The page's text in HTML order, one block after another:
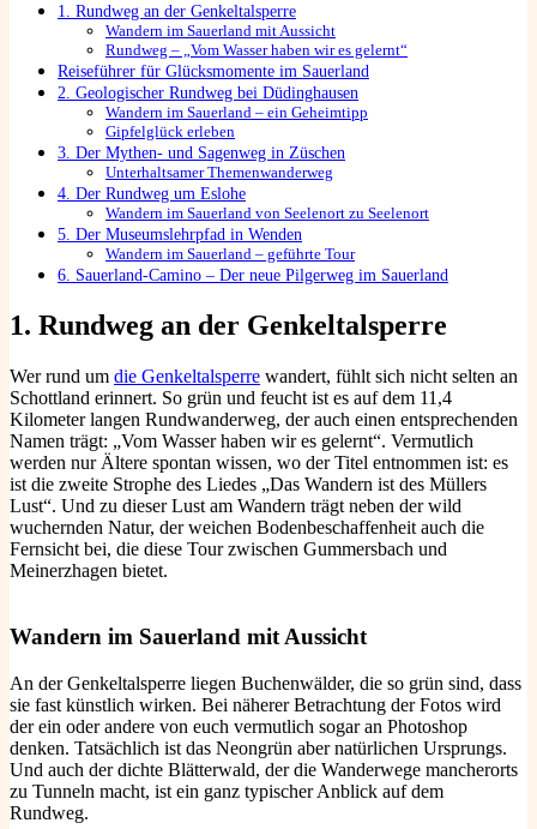
1. Rundweg an der Genkeltalsperre
Wandern im Sauerland mit Aussicht
Rundweg – „Vom Wasser haben wir es gelernt“
Reiseführer für Glücksmomente im Sauerland
2. Geologischer Rundweg bei Düdinghausen
Wandern im Sauerland – ein Geheimtipp
Gipfelglück erleben
3. Der Mythen- und Sagenweg in Züschen
Unterhaltsamer Themenwanderweg
4. Der Rundweg um Eslohe
Wandern im Sauerland von Seelenort zu Seelenort
5. Der Museumslehrpfad in Wenden
Wandern im Sauerland – geführte Tour
6. Sauerland-Camino – Der neue Pilgerweg im Sauerland
1. Rundweg an der Genkeltalsperre
Wer rund um die Genkeltalsperre wandert, fühlt sich nicht selten an
Schottland erinnert. So grün und feucht ist es auf dem 11,4
Kilometer langen Rundwanderweg, der auch einen entsprechenden
Namen trägt: „Vom Wasser haben wir es gelernt“. Vermutlich
werden nur Ältere spontan wissen, wo der Titel entnommen ist: es
ist die zweite Strophe des Liedes „Das Wandern ist des Müllers
Lust“. Und zu dieser Lust am Wandern trägt neben der wild
wuchernden Natur, der weichen Bodenbeschaffenheit auch die
Fernsicht bei, die diese Tour zwischen Gummersbach und
Meinerzhagen bietet.
Wandern im Sauerland mit Aussicht
An der Genkeltalsperre liegen Buchenwälder, die so grün sind, dass
sie fast künstlich wirken. Bei näherer Betrachtung der Fotos wird
der ein oder andere von euch vermutlich sogar an Photoshop
denken. Tatsächlich ist das Neongrün aber natürlichen Ursprungs.
Und auch der dichte Blätterwald, der die Wanderwege mancherorts
zu Tunneln macht, ist ein ganz typischer Anblick auf dem
Rundweg.